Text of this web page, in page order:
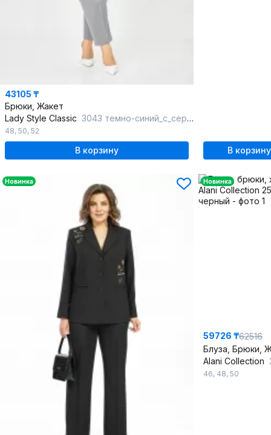
43105 ₸
Брюки, Жакет
Lady Style Classic 3043 темно-синий_с_серым
48, 50, 52
В корзину В корзину
Новинка Новинка
59726 ₸62516
Блуза, Брюки,
Alani Collection
46, 48, 50